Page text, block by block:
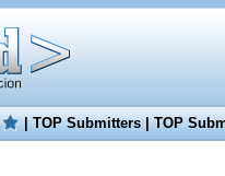
|TOP Submitters|TOP